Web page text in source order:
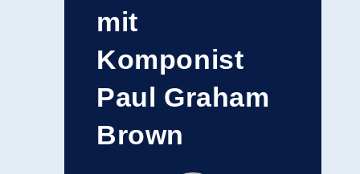
mit
Komponist
Paul Graham
Brown